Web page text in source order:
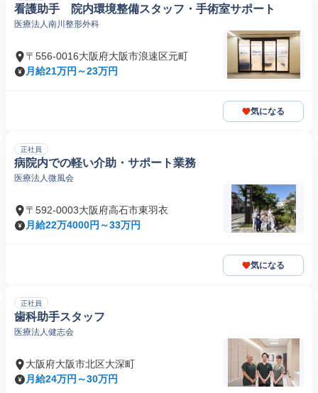
看護助手 院内環境整備スタッフ・手術室サポート
医療法人南川整形外科
〒556-0016大阪府大阪市浪速区元町
月給21万円～23万円
気になる
正社員
病院内での軽い介助・サポート業務
医療法人微風会
〒592-0003大阪府高石市東羽衣
月給22万4000円～33万円
気になる
正社員
歯科助手スタッフ
医療法人健志会
大阪府大阪市北区大深町
月給24万円～30万円